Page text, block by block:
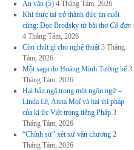
Án văn (5) 4 Tháng Tám, 2026
Khi thực tại trở thành đức tin cuối
cùng: Đọc Brodsky từ bài thơCô đơn
4 Tháng Tám, 2026
Còn chút gì cho nghệ thuật 3 Tháng
Tám, 2026
Một saga do Hoàng Minh Tường kể 3
Tháng Tám, 2026
Hai bản ngã trong một ngôn ngữ –
Linda Lê, Anna Moï và hai thi pháp
của kí ức Việt trong tiếng Pháp 3
Tháng Tám, 2026
“Chính sử” xét xử văn chương 2
Tháng Tám, 2026